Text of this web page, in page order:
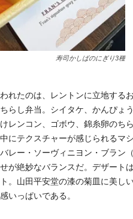
寿司かしばのにぎり3種
れたのは、レントンに立地する
らし弁当。シイタケ、かんぴょ
レンコン、ゴボウ、錦糸卵のち
にテクスチャーが感じられるマ
レー・ソーヴィニヨン・ブラン
が絶妙なバランスだ。デザート
。山田平安堂の漆の菊皿に美し
いっぱいである。